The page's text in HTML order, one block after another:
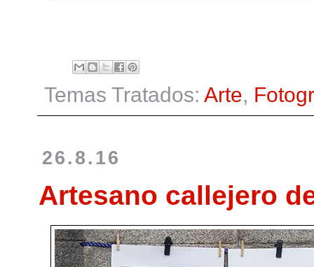
Temas Tratados: Arte,
26.8.16
Artesano callejero